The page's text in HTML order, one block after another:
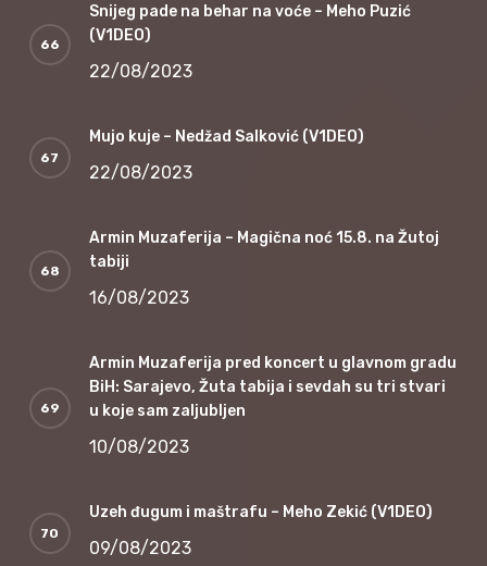
Snijeg pade na behar na voće – Meho Puzić
(V1DEO)
22/08/2023
Mujo kuje – Nedžad Salković (V1DEO)
22/08/2023
Armin Muzaferija – Magična noć 15.8. na Žutoj
tabiji
16/08/2023
Armin Muzaferija pred koncert u glavnom gradu
BiH: Sarajevo, Žuta tabija i sevdah su tri stvari
u koje sam zaljubljen
10/08/2023
Uzeh đugum i maštrafu – Meho Zekić (V1DEO)
09/08/2023